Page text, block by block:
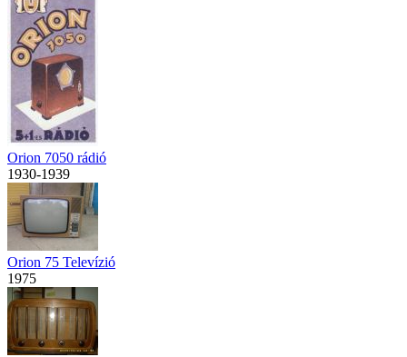
Orion 7050 rádió
1930-1939
Orion 75 Televízió
1975